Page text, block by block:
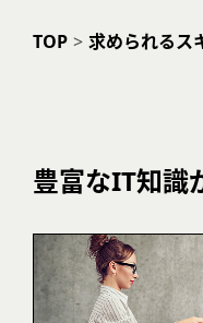
TOP > 求められるス
豊富なIT知識